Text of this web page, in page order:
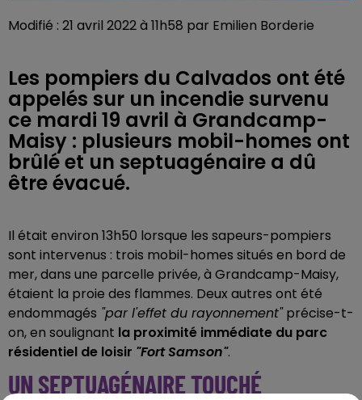
Modifié : 21 avril 2022 à 11h58 par Emilien Borderie
Les pompiers du Calvados ont été
appelés sur un incendie survenu
ce mardi 19 avril à Grandcamp-
Maisy : plusieurs mobil-homes ont
brûlé et un septuagénaire a dû
être évacué.
Il était environ 13h50 lorsque les sapeurs-pompiers
sont intervenus : trois mobil-homes situés en bord de
mer, dans une parcelle privée, à Grandcamp-Maisy,
étaient la proie des flammes. Deux autres ont été
endommagés "par l'effet du rayonnement"précise-t-
on, en soulignant la proximité immédiate du parc
résidentiel de loisir "Fort Samson".
UN SEPTUAGÉNAIRE TOUCHÉ